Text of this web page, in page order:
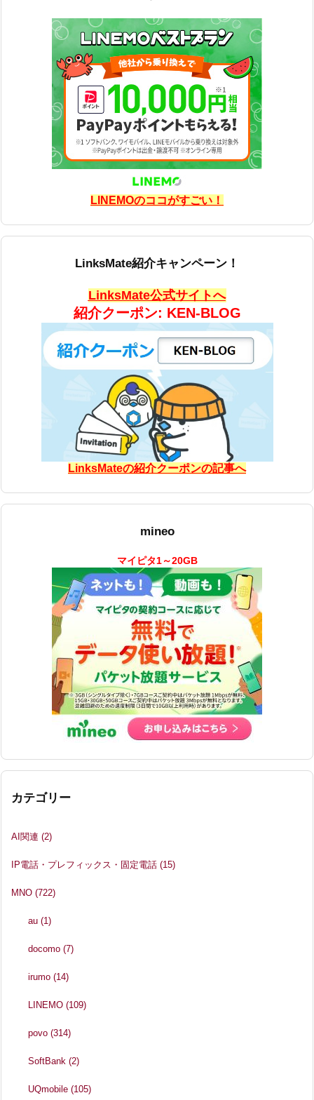
LINEMOのココがすごい！
LinksMate紹介キャンペーン！
LinksMate公式サイトへ
紹介クーポン: KEN-BLOG
LinksMateの紹介クーポンの記事へ
mineo
マイピタ1～20GB
カテゴリー
AI関連 (2)
IP電話・プレフィックス・固定電話 (15)
MNO (722)
au(1)
docomo(7)
irumo(14)
LINEMO(109)
povo(314)
SoftBank(2)
UQmobile(105)